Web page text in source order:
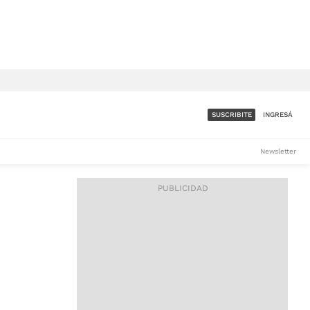
ACCESO FULL - $1.800/MES
SUSCRIBITE INGRESÁ
Newsletter